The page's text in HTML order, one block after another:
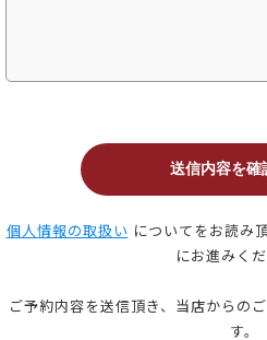
個人情報の取扱い についてをお読み
にお進みくだ
ご予約内容を送信頂き、当店からの
す。